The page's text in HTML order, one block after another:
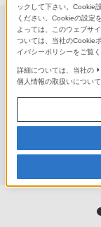
ックして下さい。Cookie
ください。Cookieの設定
よっては、このウェブサ
ついては、当社のCookie
イバシーポリシーをご覧く
詳細については、当社の
個人情報の取扱いについて